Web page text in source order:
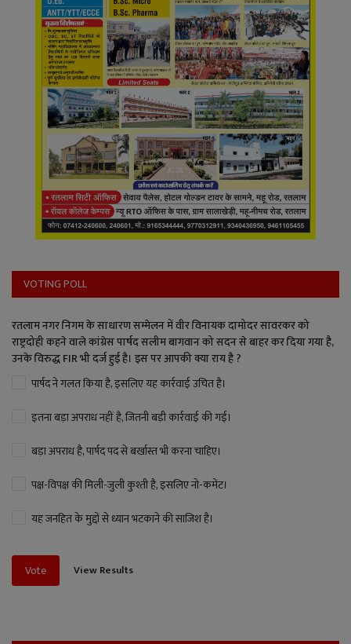
VOTING POLL
रतलाम नगर निगम के साधारण सम्मेलन में वीर विनायक दामोदर सावरकर को
राष्ट्रदोही कहने वाले कांग्रेस पार्षद सलीम बागवान को सदन से बाहर कर दिया गया है,
उनके विरुद्ध FIR भी दर्ज हुई है। इस पर आपकी क्या राय है ?
पार्षद ने गलत किया है, इसलिए यह कार्रवाई उचित है।
इतना बड़ा अपराध नहीं है, जितनी बड़ी कार्रवाई की गई।
बड़ा अपराध है, पार्षद पद से बर्खास्त भी करना चाहिए।
पक्ष-विपक्ष की मिली-जुली कुश्ती है, इसलिए नो-कमेंट।
यह जनहित के मुद्दों से ध्यान भटकाने की साजिश है।
Vote View Results